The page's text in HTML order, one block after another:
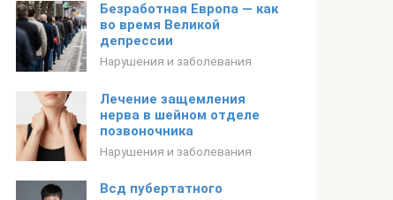
Безработная Европа — как
во время Великой
депрессии
Нарушения и заболевания
Лечение защемления
нерва в шейном отделе
позвоночника
Нарушения и заболевания
Всд пубертатного